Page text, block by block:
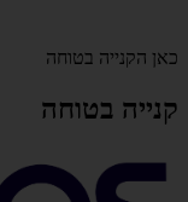
כאן הקנייה בטוחה
קנייה בטוחה